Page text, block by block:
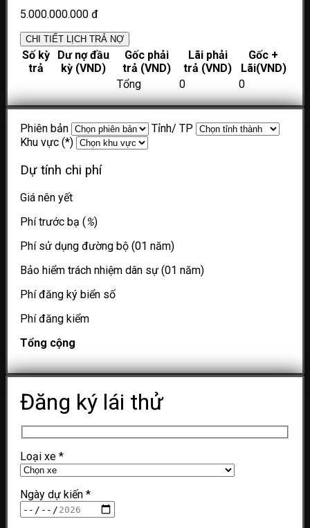
5.000.000.000 đ
CHI TIẾT LỊCH TRẢ NỢ
Số kỳ
trả
Dư nợ đầu
kỳ (VND)
Gốc phải
trả (VND)
Lãi phải
trả (VND)
Gốc +
Lãi(VND)
Tổng
0 0
Phiên bản
Tỉnh/ TP
Khu vực (*)
Dự tính chi phí
Giá nên yết
Phí trước bạ (%)
Phí sử dụng đường bộ (01 năm)
Bảo hiểm trách nhiệm dân sự (01 năm)
Phí đăng ký biển số
Phí đăng kiểm
Tổng cộng
Đăng ký lái thử
Loại xe *
Ngày dự kiến *